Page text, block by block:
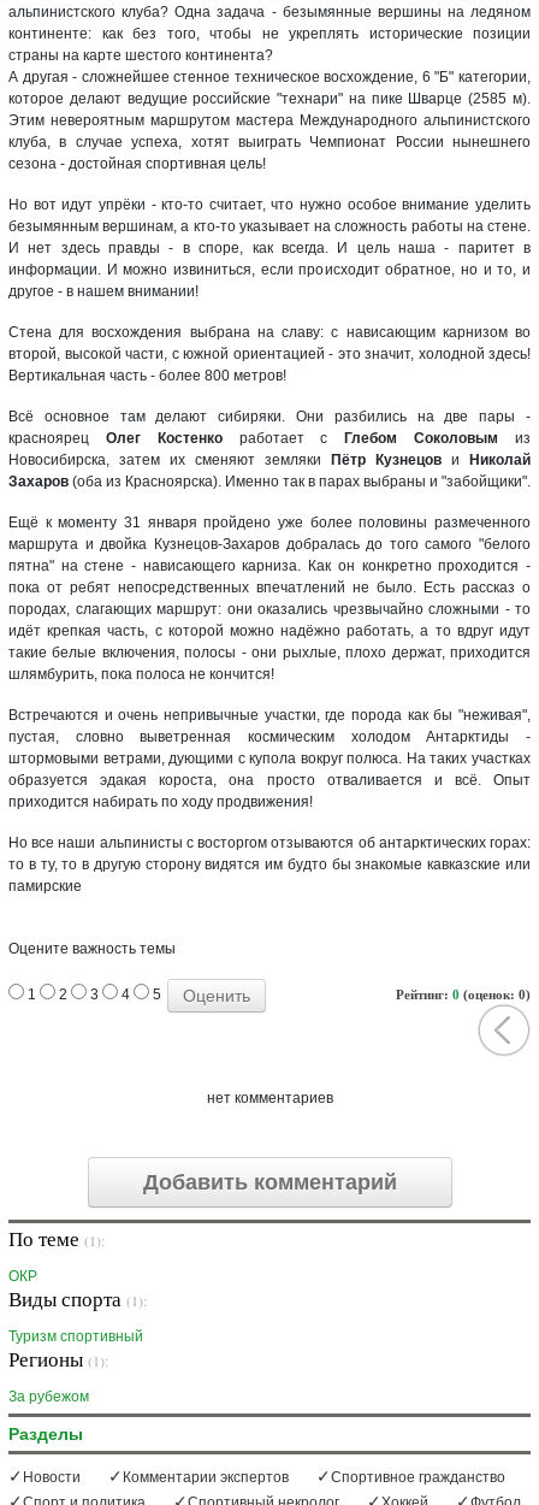
альпинистского клуба? Одна задача - безымянные вершины на ледяном
континенте: как без того, чтобы не укреплять исторические позиции
страны на карте шестого континента?
А другая - сложнейшее стенное техническое восхождение, 6 "Б" категории,
которое делают ведущие российские "технари" на пике Шварце (2585 м).
Этим невероятным маршрутом мастера Международного альпинистского
клуба, в случае успеха, хотят выиграть Чемпионат России нынешнего
сезона - достойная спортивная цель!
Но вот идут упрёки - кто-то считает, что нужно особое внимание уделить
безымянным вершинам, а кто-то указывает на сложность работы на стене.
И нет здесь правды - в споре, как всегда. И цель наша - паритет в
информации. И можно извиниться, если происходит обратное, но и то, и
другое - в нашем внимании!
Стена для восхождения выбрана на славу: с нависающим карнизом во
второй, высокой части, с южной ориентацией - это значит, холодной здесь!
Вертикальная часть - более 800 метров!
Всё основное там делают сибиряки. Они разбились на две пары -
красноярец Олег Костенкоработает с Глебом Соколовым из
Новосибирска, затем их сменяют земляки
Пётр Кузнецов и
Николай
Захаров (оба из Красноярска). Именно так в парах выбраны и "забойщики".
Ещё к моменту 31 января пройдено уже более половины размеченного
маршрута и двойка Кузнецов-Захаров добралась до того самого "белого
пятна" на стене - нависающего карниза. Как он конкретно проходится -
пока от ребят непосредственных впечатлений не было. Есть рассказ о
породах, слагающих маршрут: они оказались чрезвычайно сложными - то
идёт крепкая часть, с которой можно надёжно работать, а то вдруг идут
такие белые включения, полосы - они рыхлые, плохо держат, приходится
шлямбурить, пока полоса не кончится!
Встречаются и очень непривычные участки, где порода как бы "неживая",
пустая, словно выветренная космическим холодом Антарктиды -
штормовыми ветрами, дующими с купола вокруг полюса. На таких участках
образуется эдакая короста, она просто отваливается и всё. Опыт
приходится набирать по ходу продвижения!
Но все наши альпинисты с восторгом отзываются об антарктических горах:
то в ту, то в другую сторону видятся им будто бы знакомые кавказские или
памирские
Оцените важность темы
Рейтинг: 0 (оценок: 0)
1 2 3 4 5
нет комментариев
Добавить комментарий
По теме (1):
ОКР
Виды спорта (1):
Туризм cпортивный
Регионы (1):
За рубежом
Разделы
Новости Комментарии экспертов
Спортивное гражданство